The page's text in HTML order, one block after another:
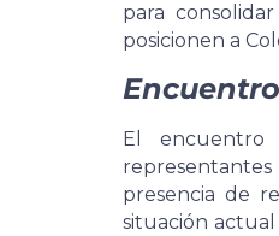
para
posicionen a
El encuentro
presencia de
situación